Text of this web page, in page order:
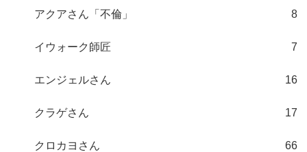
アクアさん「不倫」 8
イウォーク師匠 7
エンジェルさん 16
クラゲさん 17
クロカヨさん 66